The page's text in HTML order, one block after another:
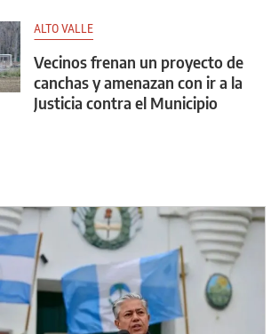
ALTO VALLE
Vecinos frenan un proyecto de
canchas y amenazan con ir a la
Justicia contra el Municipio